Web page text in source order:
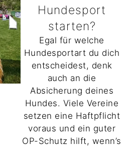
Hundesport
starten?
Egal für welche
Hundesportart du dich
entscheidest, denk
auch an die
Absicherung deines
Hundes. Viele Vereine
setzen eine Haftpflicht
voraus und ein guter
OP-Schutz hilft, wenn’s